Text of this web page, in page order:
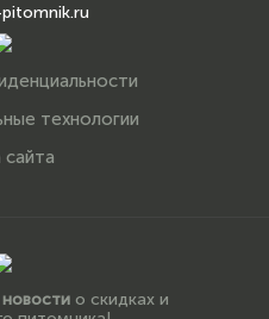
технологии
сайта
о скидках и